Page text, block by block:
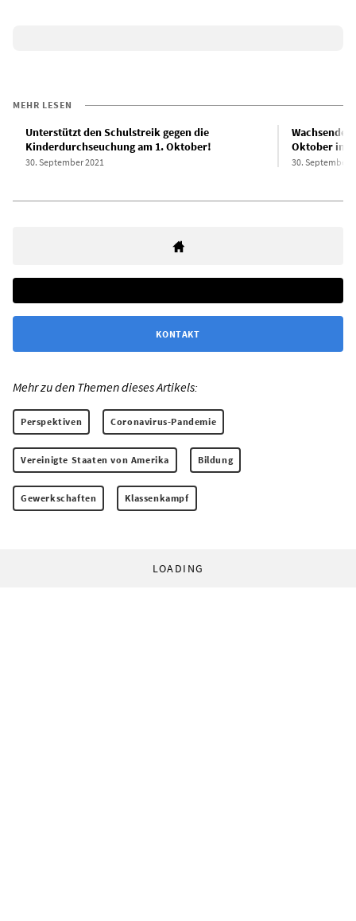
MEHR LESEN
Unterstützt den Schulstreik gegen die
Kinderdurchseuchung am 1. Oktober!
30. September 2021
Wachsende
Oktober in
30. September
KONTAKT
Mehr zu den Themen dieses Artikels:
Perspektiven Coronavirus-Pandemie
Vereinigte Staaten von Amerika Bildung
Gewerkschaften Klassenkampf
LOADING